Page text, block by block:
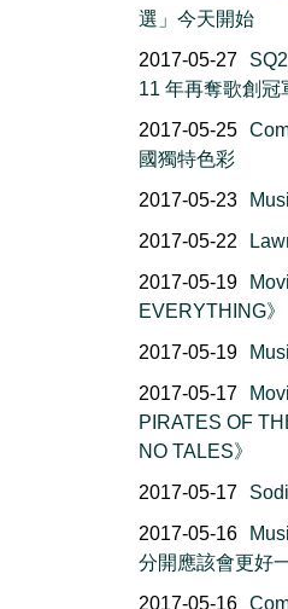
選」今天開始
2017-05-27
11 年再奪歌創冠
2017-05-25
國獨特色彩
2017-05-23
2017-05-22
2017-05-19
EVERYTHING》
2017-05-19
2017-05-17
PIRATES OF
NO TALES》
2017-05-17
2017-05-16
分開應該會更好
2017-05-16